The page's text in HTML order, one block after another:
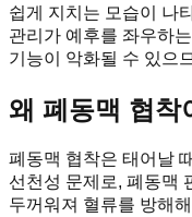
쉽게 지치는 모습이 나
관리가 예후를 좌우하
기능이 악화될 수 있으
왜 폐동맥 협착
폐동맥 협착은 태어날
선천성 문제로, 폐동맥
두꺼워져 혈류를 방해